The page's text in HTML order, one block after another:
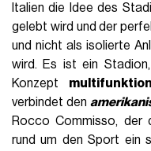
Italien die Idee des
gelebt wird und der
und nicht als isolierte
wird. Es ist ein
Konzept
verbindet den
Rocco Commisso, der
rund um den Sport ein